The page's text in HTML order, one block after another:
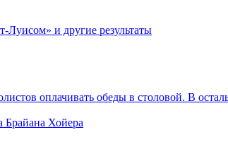
и другие результаты
оплачивать обеды в столовой. В
Брайана Хойера